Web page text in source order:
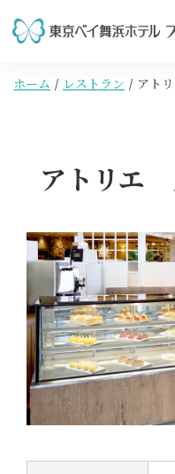
ホーム レストラン アト
アトリエ